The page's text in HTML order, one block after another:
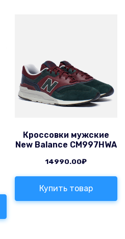
Кроссовки мужские
New Balance CM997HWA
14990.00₽
Купить товар